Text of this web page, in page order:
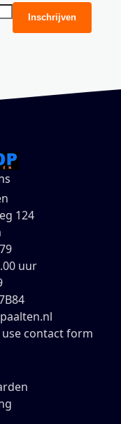
Inschrijven
124
uur
contact form